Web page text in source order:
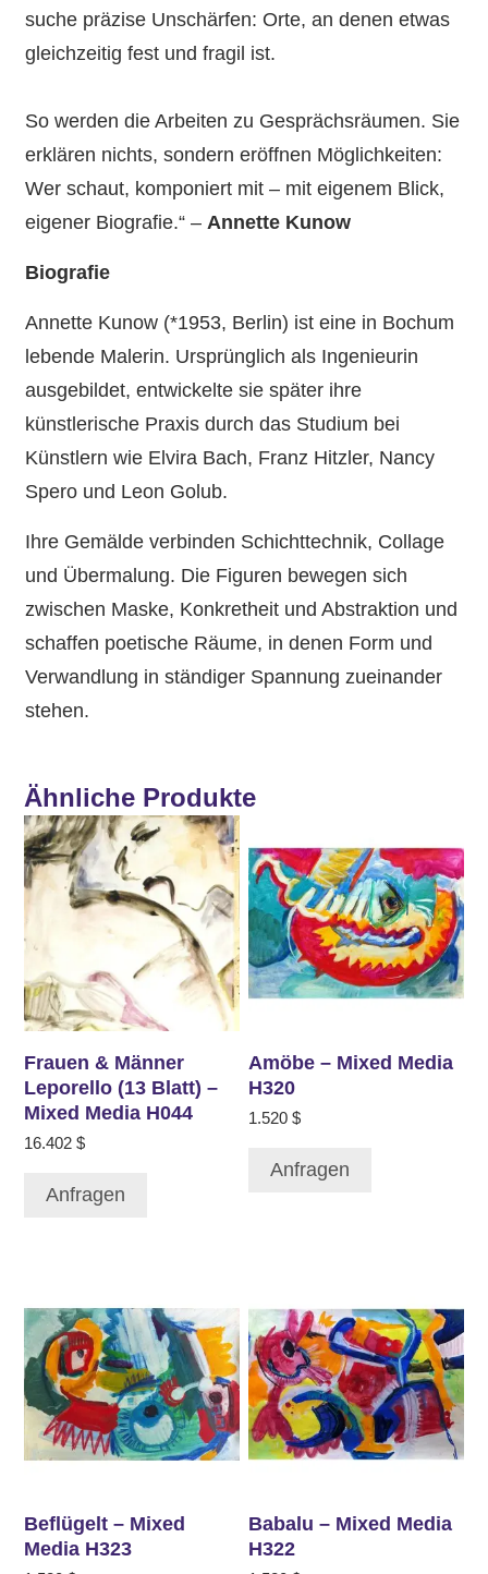
suche präzise Unschärfen: Orte, an denen etwas
gleichzeitig fest und fragil ist.
So werden die Arbeiten zu Gesprächsräumen. Sie
erklären nichts, sondern eröffnen Möglichkeiten:
Wer schaut, komponiert mit – mit eigenem Blick,
eigener Biografie.“ – Annette Kunow
Biografie
Annette Kunow (*1953, Berlin) ist eine in Bochum
lebende Malerin. Ursprünglich als Ingenieurin
ausgebildet, entwickelte sie später ihre
künstlerische Praxis durch das Studium bei
Künstlern wie Elvira Bach, Franz Hitzler, Nancy
Spero und Leon Golub.
Ihre Gemälde verbinden Schichttechnik, Collage
und Übermalung. Die Figuren bewegen sich
zwischen Maske, Konkretheit und Abstraktion und
schaffen poetische Räume, in denen Form und
Verwandlung in ständiger Spannung zueinander
stehen.
Ähnliche Produkte
Frauen & Männer
Leporello (13 Blatt) –
Mixed Media H044
16.402 $
Anfragen
Amöbe – Mixed Media
H320
1.520$
Anfragen
Beflügelt – Mixed
Media H323
Babalu – Mixed Media
H322